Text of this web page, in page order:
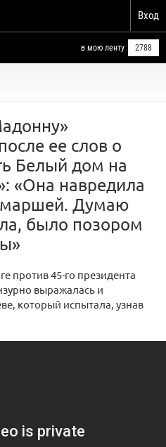
Вход
в мою ленту 2788
ее слов о
Белый дом на
«Она навредила
маршей. Думаю
было позором
против 45-го президента
выражалась и
который испытала, узнав